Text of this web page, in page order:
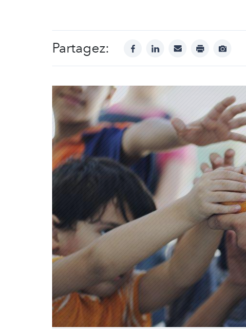
Partagez: facebooklinkedinmail print
Afficher